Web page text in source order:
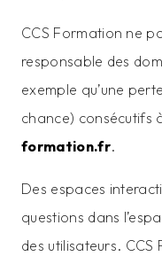
CCS Formation ne
responsable des
exemple qu’une
chance) consécutifs
formation.fr.
Des espaces
questions dans
des utilisateurs.